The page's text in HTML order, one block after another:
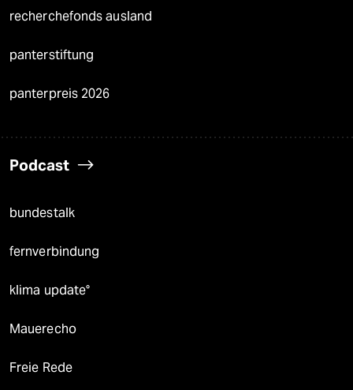
recherchefonds ausland
panterstiftung
panterpreis 2026
Podcast
bundestalk
fernverbindung
klima update°
Mauerecho
Freie Rede